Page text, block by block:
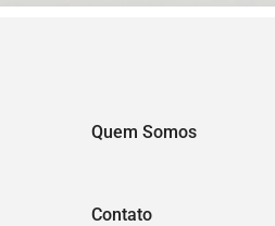
Quem Somos
Contato